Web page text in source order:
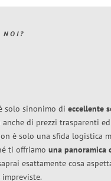
NOI?
solo sinonimo di eccellente
anche di prezzi trasparenti
è solo una sfida logistica
ti offriamo una panoramica
esattamente cosa
impreviste.